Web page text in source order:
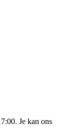
Je kan ons